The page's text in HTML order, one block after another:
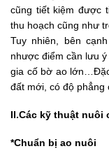
cũng tiết kiệm được
thu hoạch cũng như
Tuy nhiên, bên
nhược điểm cần lưu
gia cố bờ ao
đất mới, có độ phẳng
II.Các kỹ thuật nuôi
*Chuẩn bị ao nuôi